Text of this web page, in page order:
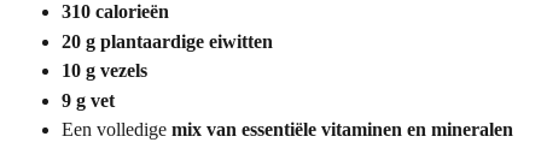
310 calorieën
20 g plantaardige eiwitten
10 g vezels
9 g vet
Een volledige mix van essentiële vitaminen en mineralen